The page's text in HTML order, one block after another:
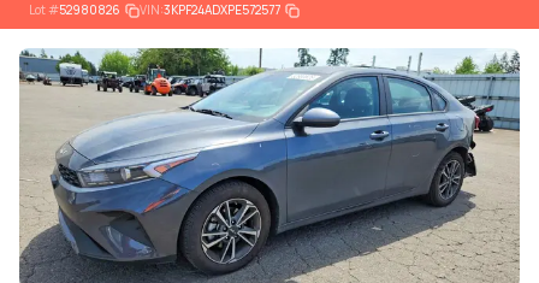
Lot#52980826 VIN:3KPF24ADXPE572577